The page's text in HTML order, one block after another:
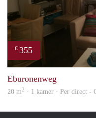
€ 355
Eburonenweg
20 m2 · 1 kamer · Per direct -